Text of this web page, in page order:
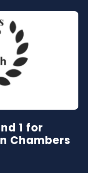
1 for
Chambers